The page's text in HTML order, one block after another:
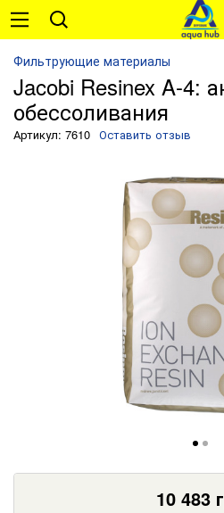
Фильтрующие материалы
Jacobi Resinex A-4:
обессоливания
Артикул: 7610 Оставить отзыв
10 483